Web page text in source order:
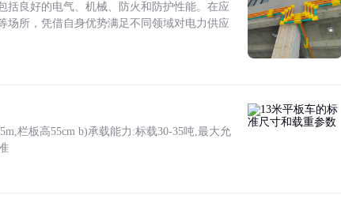
括良好的电气、机械、防火和防护性能。在应
场所，凭借自身优势满足不同领域对电力供应
栏板高55cm b)承载能力:标载30-35吨,最大允